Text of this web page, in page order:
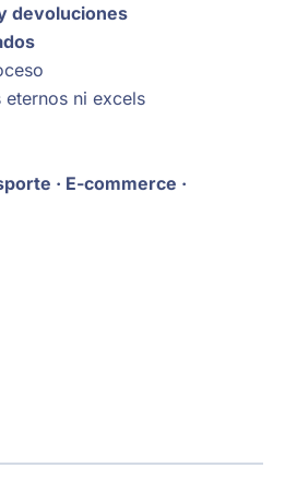
devoluciones
eternos ni excels
· E-commerce ·